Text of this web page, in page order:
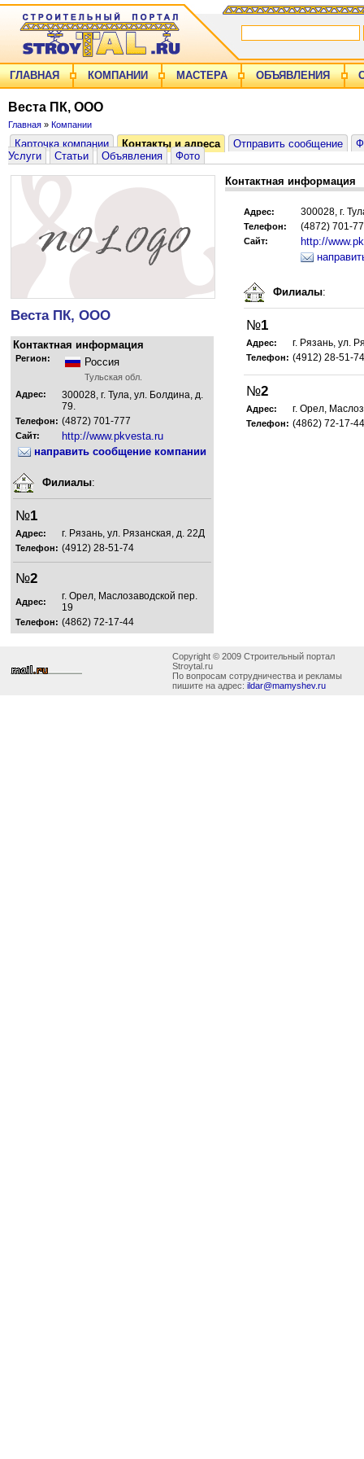
ГЛАВНАЯ КОМПАНИИ МАСТЕРА ОБЪЯВЛЕНИЯ
Веста ПК, ООО
Главная » Компании
Карточка компании Контакты и адреса Отправить сообщение
Услуги
Статьи Объявления Фото
Веста ПК, ООО
Контактная информация
Регион: Россия
Тульская обл.
Адрес:
300028, г. Тула, ул. Болдина, д.
79.
Телефон: (4872) 701-777
Сайт:
http://www.pkvesta.ru
направить сообщение компании
Филиалы:
№1
Адрес: г. Рязань, ул. Рязанская, д. 22Д
Телефон: (4912) 28-51-74
№2
Адрес:
г. Орел, Маслозаводской пер.
19
Телефон: (4862) 72-17-44
Контактная информация
Адрес: 300028, г.
Телефон: (4872) 701-
Сайт:
http://
Филиалы:
№1
Адрес: г. Рязань, ул.
Телефон: (4912) 28-51-74
№2
Адрес: г. Орел,
Телефон: (4862) 72-17-44
Copyright © 2009 Строительный портал
Stroytal.ru
По вопросам сотрудничества и рекламы
пишите на адрес: ildar@mamyshev.ru